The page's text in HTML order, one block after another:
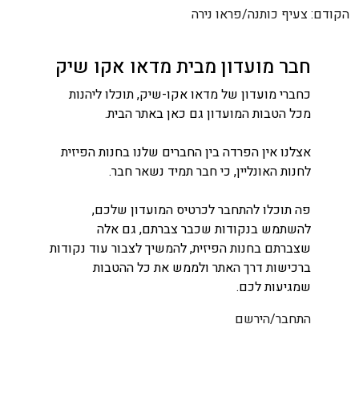
ניווט
הקודם:צעיף כותנה/פראו נירה
חבר מועדון מבית מדאו אקו שיק
כחברי מועדון של מדאו אקו-שיק, תוכלו ליהנות
מכל הטבות המועדון גם כאן באתר הבית.
אצלנו אין הפרדה בין החברים שלנו בחנות הפיזית
לחנות האונליין, כי חבר תמיד נשאר חבר.
פה תוכלו להתחבר לכרטיס המועדון שלכם,
להשתמש בנקודות שכבר צברתם, גם אלה
שצברתם בחנות הפיזית, להמשיך לצבור עוד נקודות
ברכישות דרך האתר ולממש את כל ההטבות
שמגיעות לכם.
התחבר/הירשם